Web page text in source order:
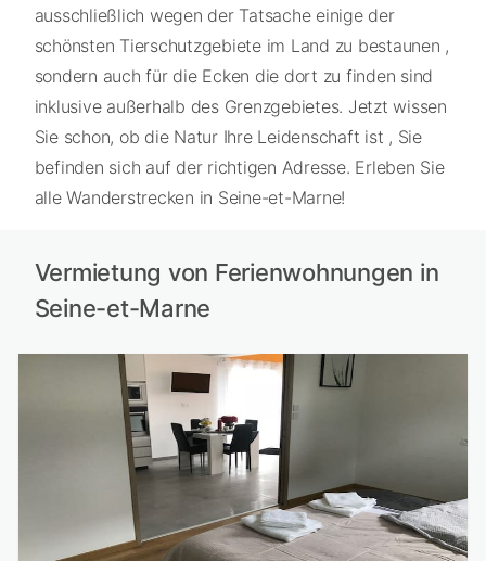
ausschließlich wegen der Tatsache einige der
schönsten Tierschutzgebiete im Land zu bestaunen ,
sondern auch für die Ecken die dort zu finden sind
inklusive außerhalb des Grenzgebietes. Jetzt wissen
Sie schon, ob die Natur Ihre Leidenschaft ist , Sie
befinden sich auf der richtigen Adresse. Erleben Sie
alle Wanderstrecken in Seine-et-Marne!
Vermietung von Ferienwohnungen in
Seine-et-Marne